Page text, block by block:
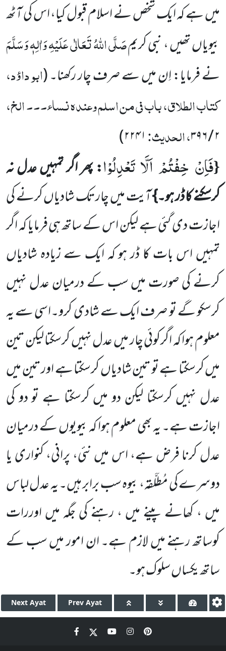
میں ہے کہ ایک شخص نے اسلام قبول کیا، اس کی آٹھ
بیویاں تھیں ، نبی کریمصَلَّی اللہُ تَعَالٰی عَلَیْہِ وَاٰلِہٖ وَسَلَّمَ
نے فرمایا: اِن میں سے صرف چار رکھنا۔(ابو داؤد،
کتاب الطلاق، باب فی من اسلم وعندہ نساء۔۔۔ الخ،
۲/۳۹۶، الحدیث:۲۲۴۱)
{فَاِنْ خِفْتُمْ اَلَّا تَعْدِلُوْا: پھر اگر تمہیں عدل نہ
کرسکنے کا ڈر ہو۔}آیت میں چار تک شادیاں کرنے کی
اجازت دی گئیہے لیکن اس کے ساتھ ہی فرمایا کہ اگر
تمہیں اس بات کا ڈر ہو کہ ایک سے زیادہ شادیاں
کرنے کی صورت میں سب کے درمیانعدل نہیں
کرسکو گے تو صرف ایک سے شادی کرو۔اسی سے یہ
معلوم ہوا کہ اگرکوئی چار میں عدل نہیں کرسکتا لیکن تین
میںکرسکتا ہے تو تین شادیاں کرسکتا ہے اور تین میں
عدل نہیں کرسکتا لیکن دو میں کرسکتا ہے تو دو کی
اجازت ہے۔ یہ بھی معلومہوا کہ بیویوں کے درمیان
عدل کرنا فرض ہے، اس میں نئی، پرانی، کنواری یا
دوسرے کی مُطَلَّقہ، بیوہ سب برابر ہیں۔ یہ عدللباس
میں ، کھانے پینے میں ، رہنے کی جگہ میں اوررات
کوساتھ رہنے میں لازم ہے۔ ان امور میں سب کے
ساتھ یکساں سلوک ہو۔
Next Ayat Prev Ayat